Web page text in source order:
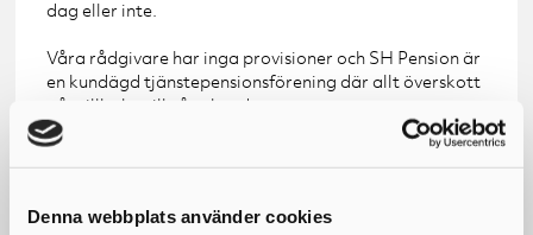
Denna webbplats använder cookies
dag eller inte.
Våra rådgivare har inga provisioner och SH Pension är
en kundägd tjänstepensionsförening där allt överskott
går tillbaka till våra kunder.
Förnamn*
Efternamn*